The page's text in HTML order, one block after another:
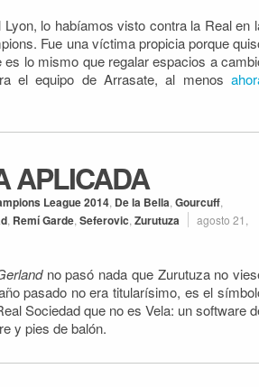
lo habíamos visto contra la Real en
Fue una víctima propicia porque
es lo mismo que regalar espacios a
el equipo de Arrasate, al menos
APLICADA
League 2014, De la Bella, Gourcuff,
, Remí Garde, Seferovic, Zurutuza
agosto 21,
no pasó nada que Zurutuza no
pasado no era titularísimo, es el
Sociedad que no es Vela: un software
y pies de balón.